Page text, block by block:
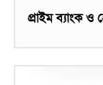
প্রাইম ব্যাংক ও